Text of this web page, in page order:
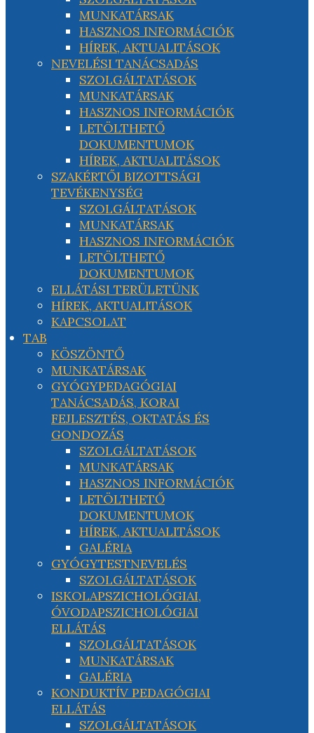
MUNKATÁRSAK
HASZNOS INFORMÁCIÓK
HÍREK, AKTUALITÁSOK
NEVELÉSI TANÁCSADÁS
SZOLGÁLTATÁSOK
MUNKATÁRSAK
HASZNOS INFORMÁCIÓK
LETÖLTHETŐ
DOKUMENTUMOK
HÍREK, AKTUALITÁSOK
SZAKÉRTŐI BIZOTTSÁGI
TEVÉKENYSÉG
SZOLGÁLTATÁSOK
MUNKATÁRSAK
HASZNOS INFORMÁCIÓK
LETÖLTHETŐ
DOKUMENTUMOK
ELLÁTÁSI TERÜLETÜNK
HÍREK, AKTUALITÁSOK
KAPCSOLAT
TAB
KÖSZÖNTŐ
MUNKATÁRSAK
GYÓGYPEDAGÓGIAI
TANÁCSADÁS, KORAI
FEJLESZTÉS, OKTATÁS ÉS
GONDOZÁS
SZOLGÁLTATÁSOK
MUNKATÁRSAK
HASZNOS INFORMÁCIÓK
LETÖLTHETŐ
DOKUMENTUMOK
HÍREK, AKTUALITÁSOK
GALÉRIA
GYÓGYTESTNEVELÉS
SZOLGÁLTATÁSOK
ISKOLAPSZICHOLÓGIAI,
ÓVODAPSZICHOLÓGIAI
ELLÁTÁS
SZOLGÁLTATÁSOK
MUNKATÁRSAK
GALÉRIA
KONDUKTÍV PEDAGÓGIAI
ELLÁTÁS
SZOLGÁLTATÁSOK